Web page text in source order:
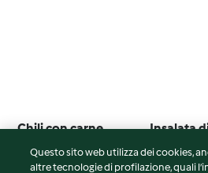
Chili con carne
4.0 (1)
Insalata
(TM5)
5.0 (4)
Questo sito web utilizza dei cookies,
altre tecnologie di profilazione, quali